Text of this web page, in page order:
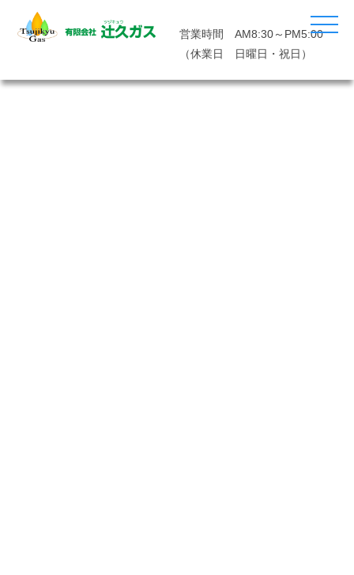
営業時間 AM8:30～PM5:00
（休業日 日曜日・祝日）